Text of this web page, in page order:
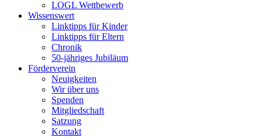
LOGL Wettbewerb
Wissenswert
Linktipps für Kinder
Linktipps für Eltern
Chronik
50-jähriges Jubiläum
Förderverein
Neuigkeiten
Wir über uns
Spenden
Mitgliedschaft
Satzung
Kontakt